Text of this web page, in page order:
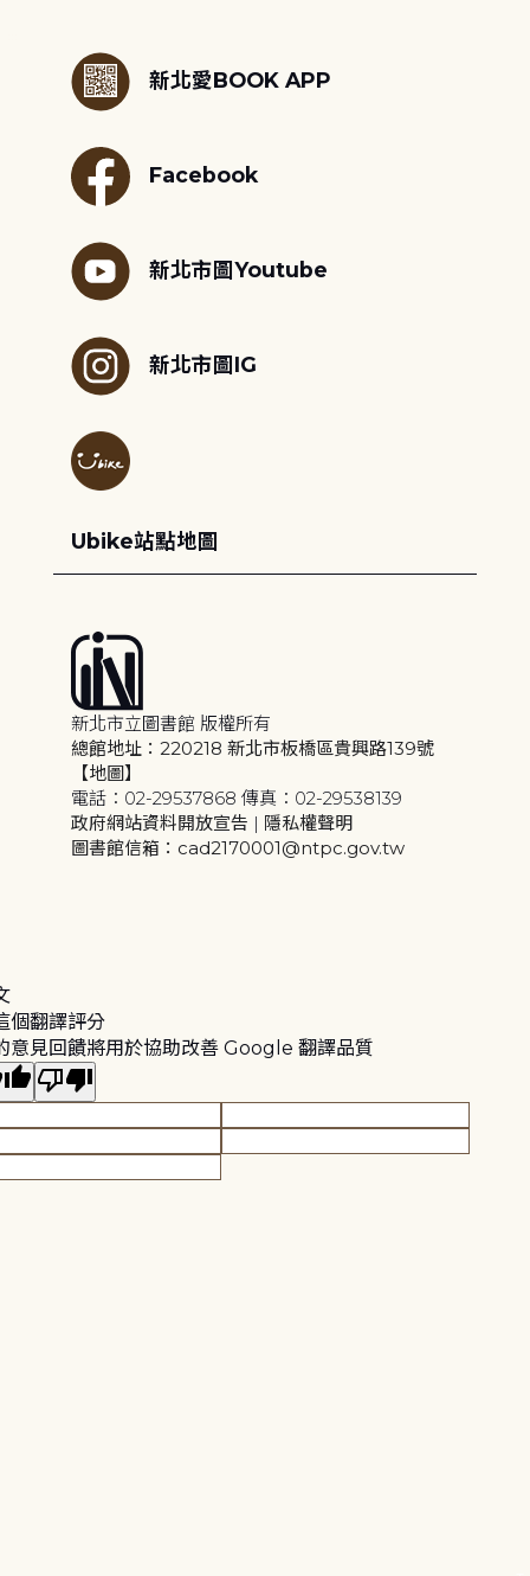
新北愛BOOK APP
Facebook
新北市圖Youtube
新北市圖IG
Ubike站點地圖
新北市立圖書館 版權所有
總館地址：220218 新北市板橋區貴興路139號
【地圖】
電話：02-29537868 傳真：02-29538139
政府網站資料開放宣告 | 隱私權聲明
圖書館信箱：cad2170001@ntpc.gov.tw
個翻譯評分
意見回饋將用於協助改善 Google 翻譯品質